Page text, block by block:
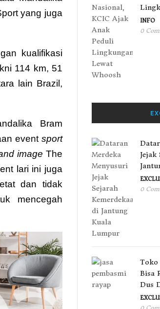
yang juga
kualifikasi
114 km, 51
lain Brazil,
Bram
event sport
image The
lari ini juga
dan tidak
mencegah
INFO
0
Jejak
0
Toko
Bisa
Dus